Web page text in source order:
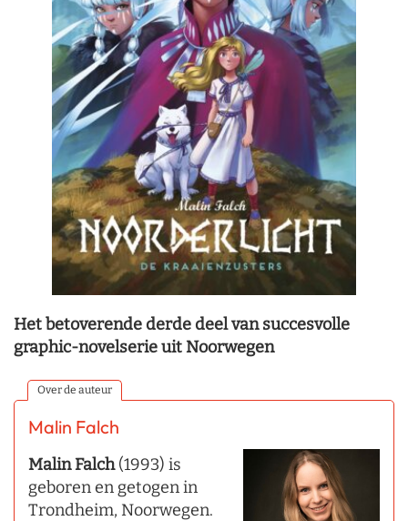
Het betoverende derde deel van succesvolle
graphic-novelserie uit Noorwegen
Over de auteur
Malin Falch
Malin Falch(1993) is
geboren en getogen in
Trondheim, Noorwegen.